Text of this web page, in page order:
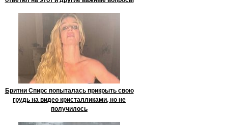
Бритни Спирс попыталась прикрыть свою
грудь на видео кристалликами, но не
получилось